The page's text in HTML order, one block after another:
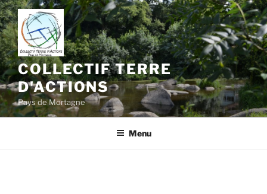
Aller
au
contenu
principal
COLLECTIF TERRE
D'ACTIONS
Pays de Mortagne
Menu